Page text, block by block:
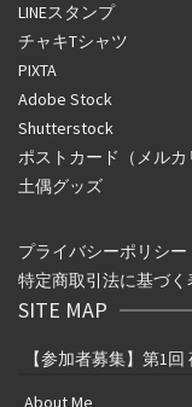
LINEスタンプ
チャキTシャツ
PIXTA
Adobe Stock
Shutterstock
ポストカード（メルカ
土偶グッズ
プライバシーポリシー
特定商取引法に基づく
SITE MAP
【参加者募集】第1
About Me